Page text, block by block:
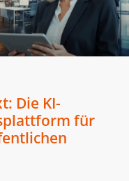
Die KI-
für